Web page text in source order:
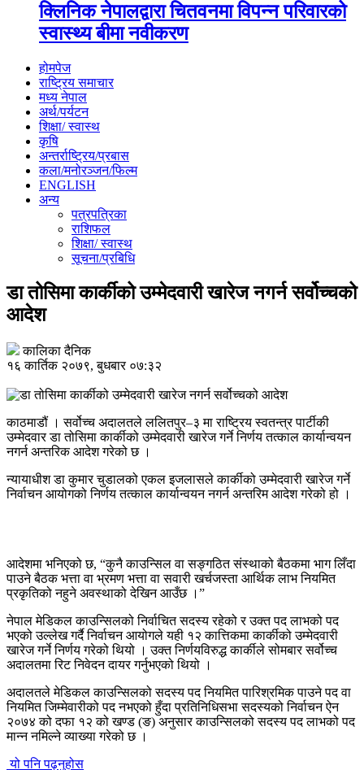
क्लिनिक नेपालद्वारा चितवनमा विपन्न परिवारको
स्वास्थ्य बीमा नवीकरण
होमपेज
राष्ट्रिय समाचार
मध्य नेपाल
अर्थ/पर्यटन
शिक्षा/ स्वास्थ
कृषि
अन्तर्राष्ट्रिय/प्रबास
कला/मनोरञ्जन/फिल्म
ENGLISH
अन्य
पत्रपत्रिका
राशिफल
शिक्षा/ स्वास्थ
सूचना/प्रबिधि
डा तोसिमा कार्कीको उम्मेदवारी खारेज नगर्न सर्वोच्चको
आदेश
कालिका दैनिक
१६ कार्तिक २०७९, बुधबार ०७:३२
काठमाडौं । सर्वोच्च अदालतले ललितपुर–३ मा राष्ट्रिय स्वतन्त्र पार्टीकी
उम्मेदवार डा तोसिमा कार्कीको उम्मेदवारी खारेज गर्ने निर्णय तत्काल कार्यान्वयन
नगर्न अन्तरिक आदेश गरेको छ ।
न्यायाधीश डा कुमार चुडालको एकल इजलासले कार्कीको उम्मेदवारी खारेज गर्ने
निर्वाचन आयोगको निर्णय तत्काल कार्यान्वयन नगर्न अन्तरिम आदेश गरेको हो ।
आदेशमा भनिएको छ, “कुनै काउन्सिल वा सङ्गठित संस्थाको बैठकमा भाग लिँदा
पाउने बैठक भत्ता वा भ्रमण भत्ता वा सवारी खर्चजस्ता आर्थिक लाभ नियमित
प्रकृतिको नहुने अवस्थाको देखिन आउँछ ।”
नेपाल मेडिकल काउन्सिलको निर्वाचित सदस्य रहेको र उक्त पद लाभको पद
भएको उल्लेख गर्दै निर्वाचन आयोगले यही १२ कात्तिकमा कार्कीको उम्मेदवारी
खारेज गर्ने निर्णय गरेको थियो । उक्त निर्णयविरुद्ध कार्कीले सोमबार सर्वोच्च
अदालतमा रिट निवेदन दायर गर्नुभएको थियो ।
अदालतले मेडिकल काउन्सिलको सदस्य पद नियमित पारिश्रमिक पाउने पद वा
नियमित जिम्मेवारीको पद नभएको हुँदा प्रतिनिधिसभा सदस्यको निर्वाचन ऐन
२०७४ को दफा १२ को खण्ड (ङ) अनुसार काउन्सिलको सदस्य पद लाभको पद
मान्न नमिल्ने व्याख्या गरेको छ ।
यो पनि पढ्नुहोस